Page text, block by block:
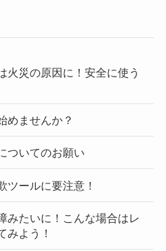
火災の原因に！安全に使う
めませんか？
ついてのお願い
ツールに要注意！
みたいに！こんな場合はレ
みよう！